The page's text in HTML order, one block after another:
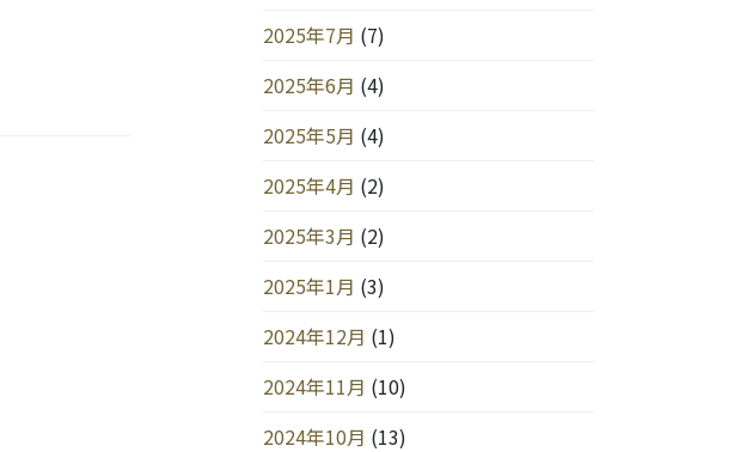
2025年7月 (7)
2025年6月 (4)
2025年5月 (4)
2025年4月 (2)
2025年3月 (2)
2025年1月 (3)
2024年12月 (1)
2024年11月 (10)
2024年10月 (13)